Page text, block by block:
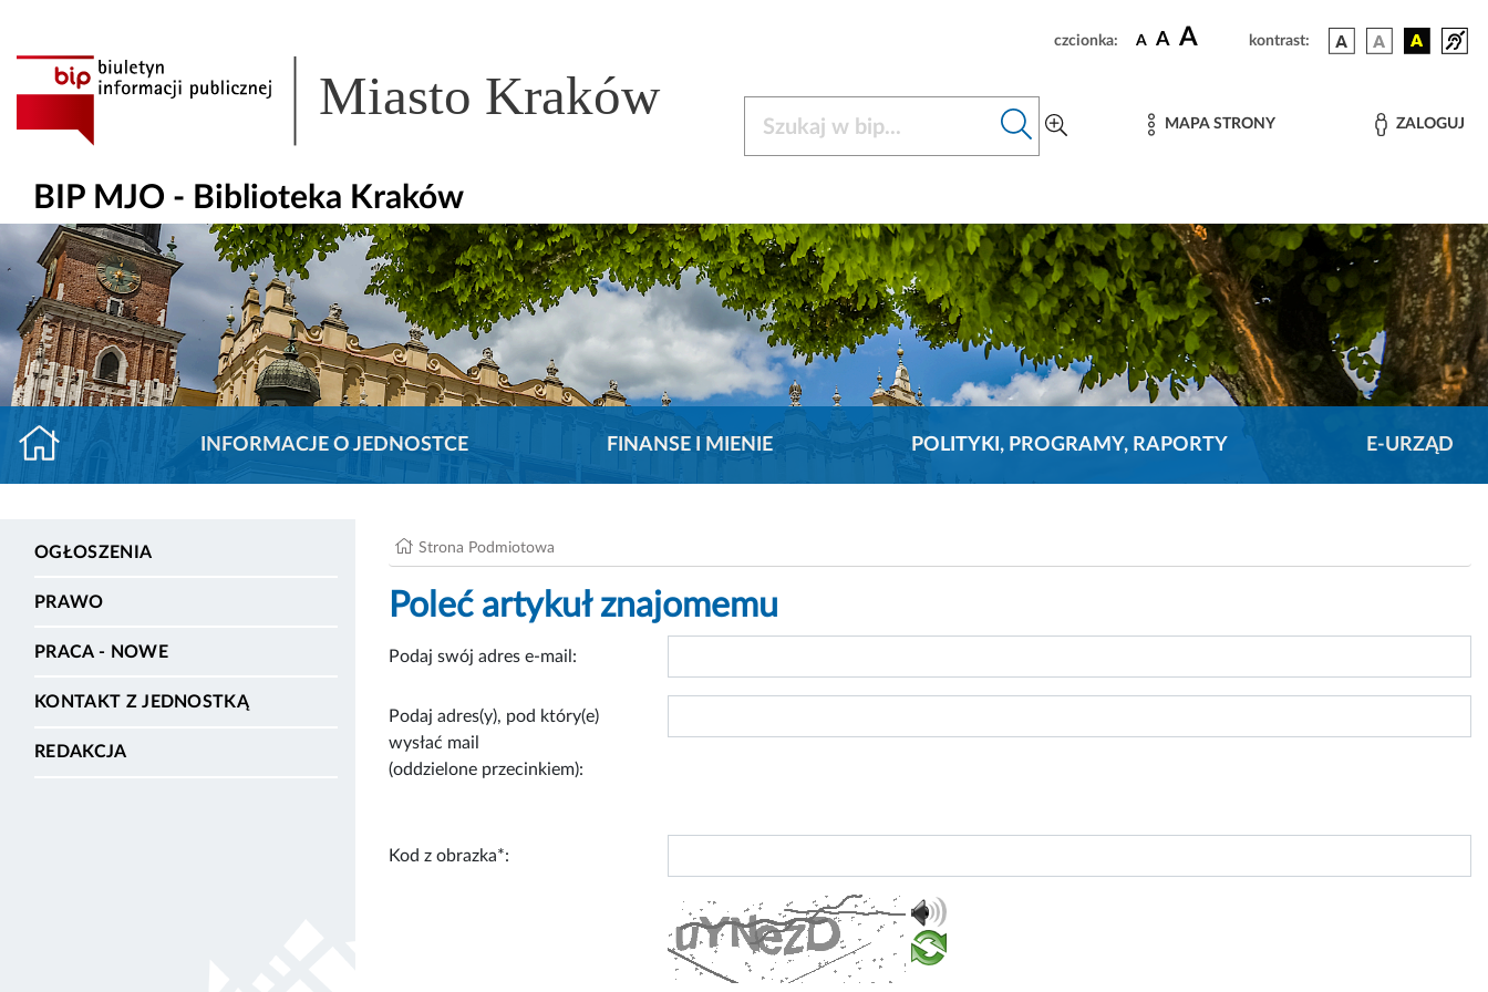
czcionka: A A A kontrast:
Miasto Kraków MAPA STRONY ZALOGUJ
BIP MJO - Biblioteka Kraków
INFORMACJE O JEDNOSTCE FINANSE I MIENIE POLITYKI, PROGRAMY, RAPORTY E-URZĄD
OGŁOSZENIA
PRAWO
PRACA - NOWE
KONTAKT Z JEDNOSTKĄ
REDAKCJA
Strona Podmiotowa
Poleć artykuł znajomemu
Podaj swój adres e-mail:
Podaj adres(y), pod który(e)
wysłać mail
(oddzielone przecinkiem):
Kod z obrazka*: